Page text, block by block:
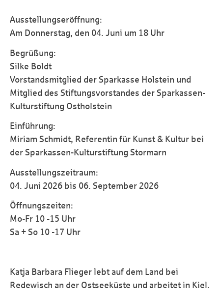
Ausstellungseröffnung:
Am Donnerstag, den 04. Juni um 18 Uhr
Begrüßung:
Silke Boldt
Vorstandsmitglied der Sparkasse Holstein und
Mitglied des Stiftungsvorstandes der Sparkassen-
Kulturstiftung Ostholstein
Einführung:
Miriam Schmidt, Referentin für Kunst & Kultur bei
der Sparkassen-Kulturstiftung Stormarn
Ausstellungszeitraum:
04. Juni 2026 bis 06. September 2026
Öffnungszeiten:
Mo-Fr 10 -15 Uhr
Sa + So 10 -17 Uhr
Katja Barbara Flieger lebt auf dem Land bei
Redewisch an der Ostseeküste und arbeitet in Kiel.